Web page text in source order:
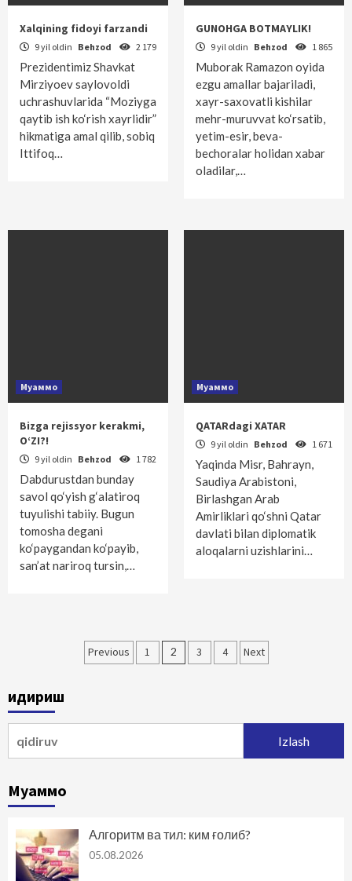
Xalqining fidoyi farzandi
9 yil oldin Behzod 2 179
Prezidentimiz Shavkat
Mirziyoev saylovoldi
uchrashuvlarida “Moziyga
qaytib ish ko‘rish xayrlidir”
hikmatiga amal qilib, sobiq
Ittifoq…
GUNOHGA BOTMAYLIK!
9 yil oldin Behzod 1 865
Muborak Ramazon oyida
ezgu amallar bajariladi,
xayr-saxovatli kishilar
mehr-muruvvat ko‘rsatib,
yetim-esir, beva-
bechoralar holidan xabar
oladilar,…
Муаммо
Bizga rejissyor kerakmi,
O‘ZI?!
9 yil oldin Behzod 1 782
Dabdurustdan bunday
savol qo‘yish g‘alatiroq
tuyulishi tabiiy. Bugun
tomosha degani
ko‘paygandan ko‘payib,
san’at nariroq tursin,…
Муаммо
QATARdagi XATAR
9 yil oldin Behzod 1 671
Yaqinda Misr, Bahrayn,
Saudiya Arabistoni,
Birlashgan Arab
Amirliklari qo‘shni Qatar
davlati bilan diplomatik
aloqalarni uzishlarini…
Maqolalar
Previous 1 2 3 4 Next
Қидириш
Муаммо
Алгоритм ва тил: ким ғолиб?
05.08.2026